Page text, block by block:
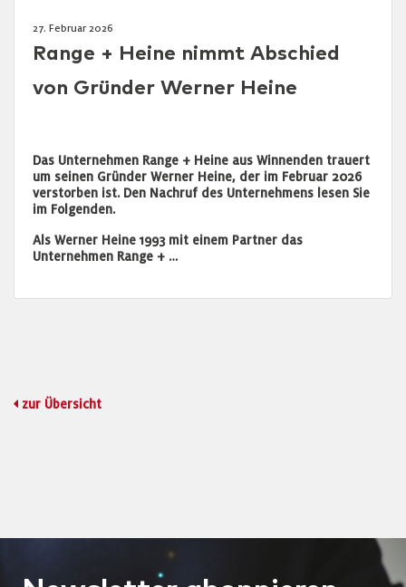
27. Februar 2026
Range + Heine nimmt Abschied
von Gründer Werner Heine
Das Unternehmen Range + Heine aus Winnenden trauert
um seinen Gründer Werner Heine, der im Februar 2026
verstorben ist. Den Nachruf des Unternehmens lesen Sie
im Folgenden.
Als Werner Heine 1993 mit einem Partner das
Unternehmen Range + …
zur Übersicht